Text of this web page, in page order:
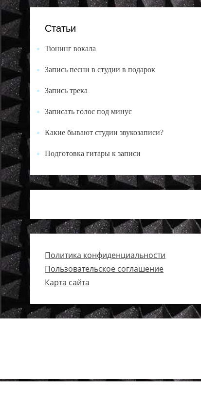
Статьи
Тюнинг вокала
Запись песни в студии в подарок
Запись трека
Записать голос под минус
Какие бывают студии звукозаписи?
Подготовка гитары к записи
Политика конфиденциальности
Пользовательское соглашение
Карта сайта